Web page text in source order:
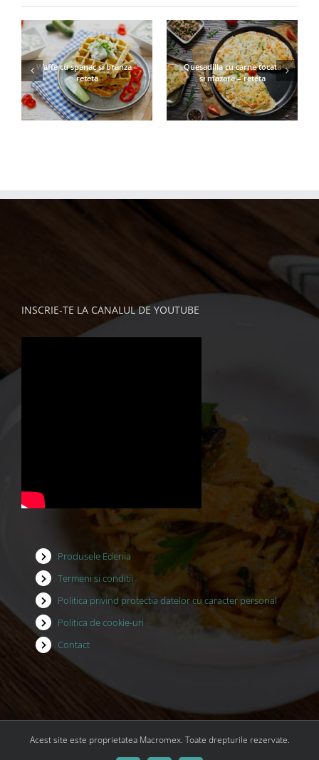
Waffe cu spanac si branza –
reteta
Quesadilla cu carne tocata
si mazare – reteta
INSCRIE-TE LA CANALUL DE YOUTUBE
Produsele Edenia
Termeni si conditii
Politica privind protectia datelor cu caracter personal
Politica de cookie-uri
Contact
Acest site este proprietatea Macromex. Toate drepturile rezervate.